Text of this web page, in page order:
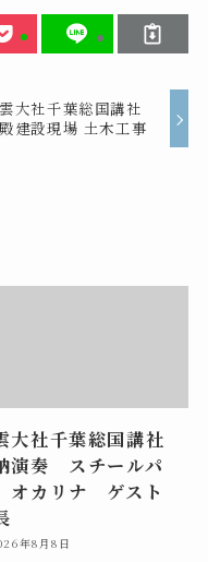
大社千葉総国講社
建設現場 土木工事
大社千葉総国講社
演奏 スチールパ
カリナ ゲスト
年8月8日